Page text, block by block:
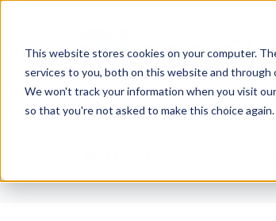
This website stores cookies on your computer.
services to you, both on this website and through
We won't track your information when you visit
so that you're not asked to make this choice again.